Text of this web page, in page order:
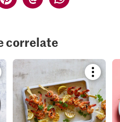
correlate
recipe
add
it
to
your